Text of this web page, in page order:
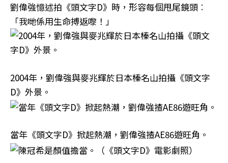
劉偉強憶述拍《頭文字D》時，形容每個甩尾鏡頭︰
「我哋係用生命搏返嚟！」
2004年，劉偉強與麥兆輝於日本榛名山拍攝《頭文字
D》外景。
當年《頭文字D》掀起熱潮，劉偉強揸AE86遊旺角。